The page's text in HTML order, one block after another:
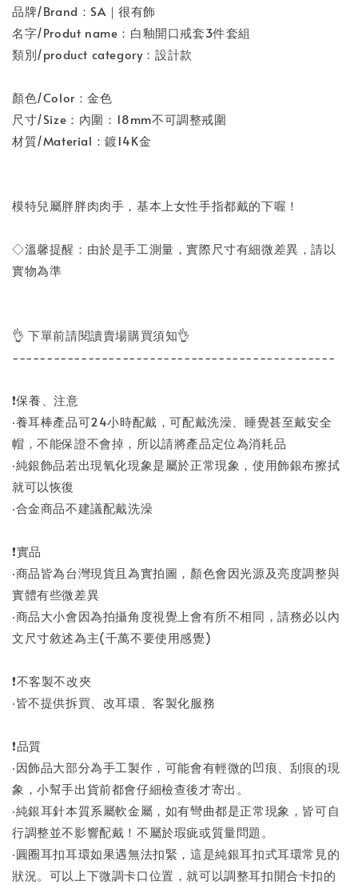
品牌/Brand：SA｜很有飾
名字/Produt name：白釉開口戒套3件套組
類別/product category：設計款
顏色/Color：金色
尺寸/Size：內圍：18mm不可調整戒圍
材質/Material：鍍14K金
模特兒屬胖胖肉肉手，基本上女性手指都戴的下喔！
◇溫馨提醒：由於是手工測量，實際尺寸有細微差異，請以
實物為準
👌 下單前請閱讀賣場購買須知👌
-----------------------------------------------
❗保養、注意
‧養耳棒產品可24小時配戴，可配戴洗澡、睡覺甚至戴安全
帽，不能保證不會掉，所以請將產品定位為消耗品
‧純銀飾品若出現氧化現象是屬於正常現象，使用飾銀布擦拭
就可以恢復
‧合金商品不建議配戴洗澡
❗實品
‧商品皆為台灣現貨且為實拍圖，顏色會因光源及亮度調整與
實體有些微差異
‧商品大小會因為拍攝角度視覺上會有所不相同，請務必以內
文尺寸敘述為主(千萬不要使用感覺)
❗不客製不改夾
‧皆不提供拆買、改耳環、客製化服務
❗品質
‧因飾品大部分為手工製作，可能會有輕微的凹痕、刮痕的現
象，小幫手出貨前都會仔細檢查後才寄出。
‧純銀耳針本質系屬軟金屬，如有彎曲都是正常現象，皆可自
行調整並不影響配戴！不屬於瑕疵或質量問題。
‧圓圈耳扣耳環如果遇無法扣緊，這是純銀耳扣式耳環常見的
狀況。可以上下微調卡口位置，就可以調整耳扣開合卡扣的